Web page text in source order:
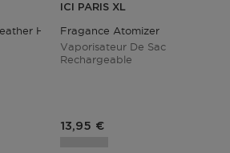
Hot Pink
ICI PARIS XL
Fragance Atomizer
Vaporisateur De Sac
Rechargeable
Prix du produit
13,95 €